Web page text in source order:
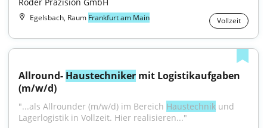
Egelsbach, Raum Frankfurt am Main Vollzeit
Allround- Haustechniker mit Logistikaufgaben
(m/w/d)
"...als Allrounder (m/w/d) im Bereich Haustechnik und
Lagerlogistik in Vollzeit. Hier realisieren..."